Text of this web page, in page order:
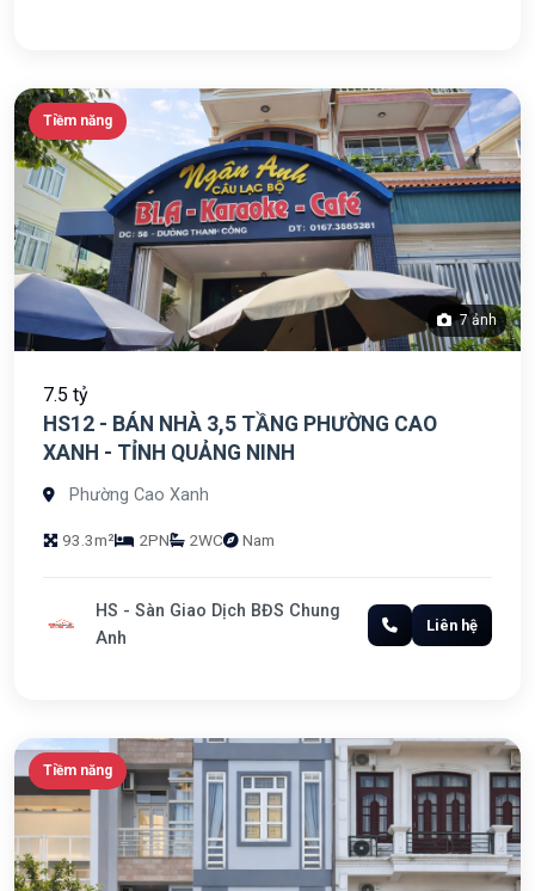
Tiềm năng
7 ảnh
7.5 tỷ
HS12 - BÁN NHÀ 3,5 TẦNG PHƯỜNG CAO
XANH - TỈNH QUẢNG NINH
Phường Cao Xanh
93.3m² 2PN 2WC Nam
HS - Sàn Giao Dịch BĐS Chung
Anh
Liên hệ
Tiềm năng